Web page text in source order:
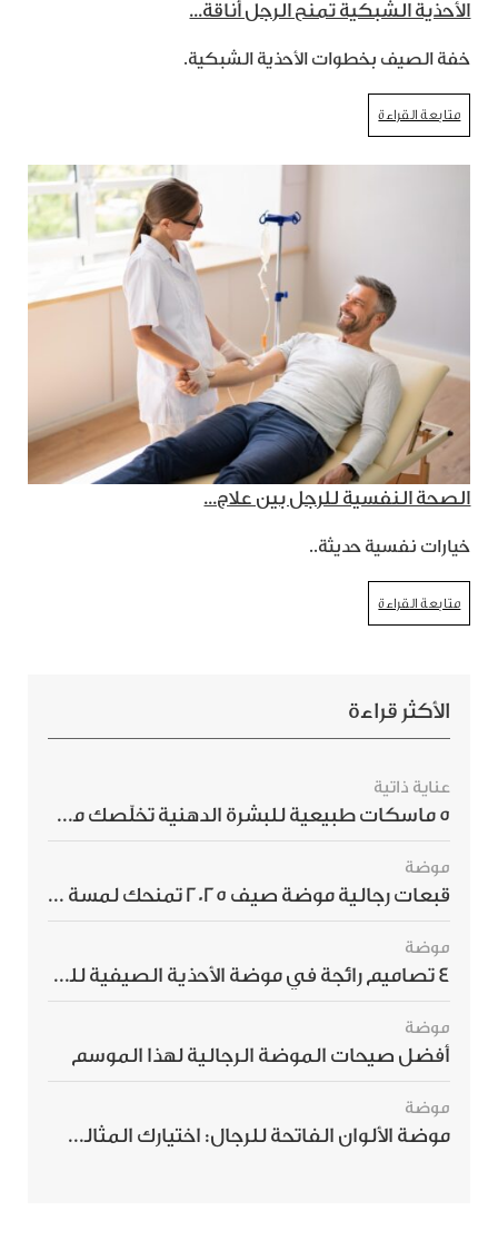
الأحذية الشبكية تمنح الرجل أناقة...
خفة الصيف بخطوات الأحذية الشبكية.
متابعة القراءة
الصحة النفسية للرجل بين علاج...
خيارات نفسية حديثة..
متابعة القراءة
الأكثر قراءة
عناية ذاتية
5 ماسكات طبيعية للبشرة الدهنية تخلّصك من الحبوب بسرعة
موضة
قبعات رجالية موضة صيف 2025 تمنحك لمسة أناقة استثنائية
موضة
4 تصاميم رائجة في موضة الأحذية الصيفية للرجال هذا الموسم
موضة
أفضل صيحات الموضة الرجالية لهذا الموسم
موضة
موضة الألوان الفاتحة للرجال: اختيارك المثالي لإطلالة صيفية مبهرة